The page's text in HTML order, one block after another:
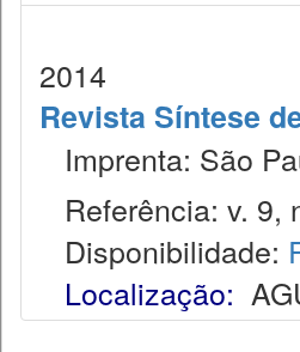
2014
Revista Síntese
Imprenta: São
Referência: v. 9,
Disponibilidade:
Localização: